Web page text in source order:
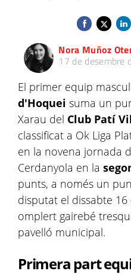
Nora Muñoz
17 de desembre
El primer equip
d'Hoquei suma un
Xarau del Club Patí
classificat a Ok Liga
en la novena jornada
Cerdanyola en la
punts, a només un
disputat el dissabte
omplert gairebé
pavelló municipal.
Primera part